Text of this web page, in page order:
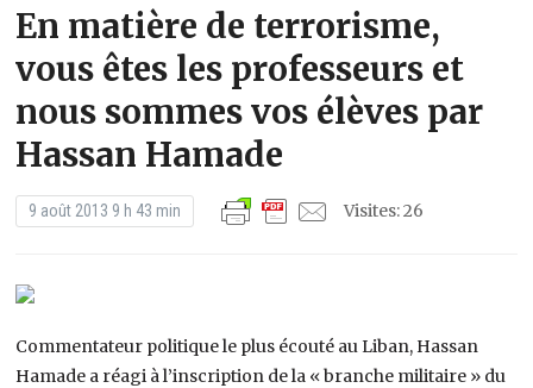
En matière de terrorisme,
vous êtes les professeurs et
nous sommes vos élèves par
Hassan Hamade
9 août 2013 9 h 43 min Visites: 26
Commentateur politique le plus écouté au Liban, Hassan
Hamade a réagi à l’inscription de la « branche militaire » du